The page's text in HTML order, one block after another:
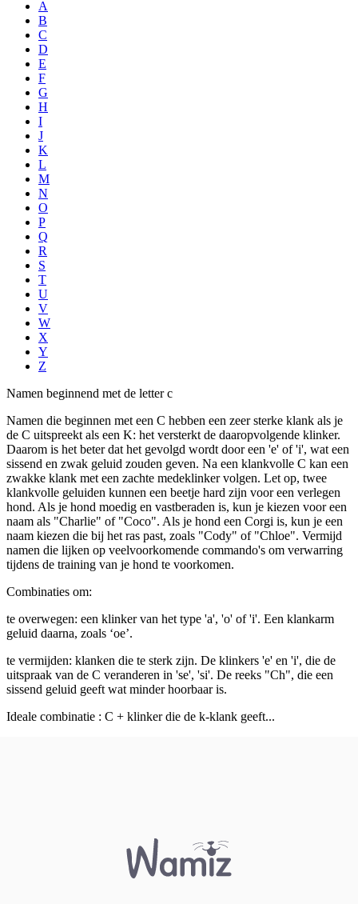
A
B
C
D
E
F
G
H
I
J
K
L
M
N
O
P
Q
R
S
T
U
V
W
X
Y
Z
Namen beginnend met de letter c
Namen die beginnen met een C hebben een zeer sterke klank als je
de C uitspreekt als een K: het versterkt de daaropvolgende klinker.
Daarom is het beter dat het gevolgd wordt door een 'e' of 'i', wat een
sissend en zwak geluid zouden geven. Na een klankvolle C kan een
zwakke klank met een zachte medeklinker volgen. Let op, twee
klankvolle geluiden kunnen een beetje hard zijn voor een verlegen
hond. Als je hond moedig en vastberaden is, kun je kiezen voor een
naam als "Charlie" of "Coco". Als je hond een Corgi is, kun je een
naam kiezen die bij het ras past, zoals "Cody" of "Chloe". Vermijd
namen die lijken op veelvoorkomende commando's om verwarring
tijdens de training van je hond te voorkomen.
Combinaties om:
te overwegen: een klinker van het type 'a', 'o' of 'i'. Een klankarm
geluid daarna, zoals ‘oe’.
te vermijden: klanken die te sterk zijn. De klinkers 'e' en 'i', die de
uitspraak van de C veranderen in 'se', 'si'. De reeks "Ch", die een
sissend geluid geeft wat minder hoorbaar is.
Ideale combinatie : C + klinker die de k-klank geeft...